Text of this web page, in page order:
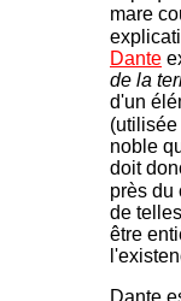
mare
Dante
de la
d'un
noble
doit
près du
de
être
Dante